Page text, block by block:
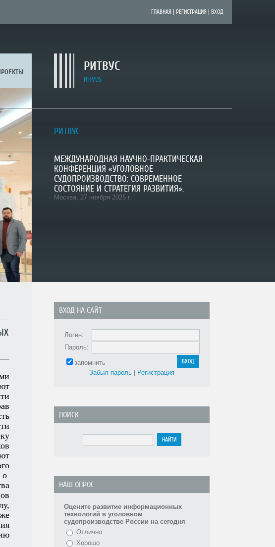
ГЛАВНАЯ РЕГИСТРАЦИЯ ВХОД
РИТВУС
RITVUS
ПЕРСПЕКТИВНОЕ НАПРАВЛЕНИЕ РАЗВИТИЯ
НАУЧНАЯ МЕЖВУЗОВСКАЯ ШКОЛА
ВИРТУАЛЬНАЯ ЛАБОРАТОРИЯ
РИТВУС
МЕЖДУНАРОДНАЯ НАУЧНО-ПРАКТИЧЕСКАЯ
КОНФЕРЕНЦИЯ «УГОЛОВНОЕ
СУДОПРОИЗВОДСТВО: СОВРЕМЕННОЕ
СОСТОЯНИЕ И СТРАТЕГИЯ РАЗВИТИЯ».
Москва, 27 ноября 2025 г.
РИТВУС
Всероссийская научно-практическая
конференция «Актуальные вопросы
расследования преступлений в условиях
развития цифровых технологий».
Уфа, 17 октября 2025 г .
3
о
ВХОД НА САЙТ
Логин:
Пароль:
запомнить
Забыл пароль
Регистрация
ПОИСК
НАШ ОПРОС
Оцените развитие информационных
технологий в уголовном
судопроизводстве России на сегодня
Отлично
Хорошо